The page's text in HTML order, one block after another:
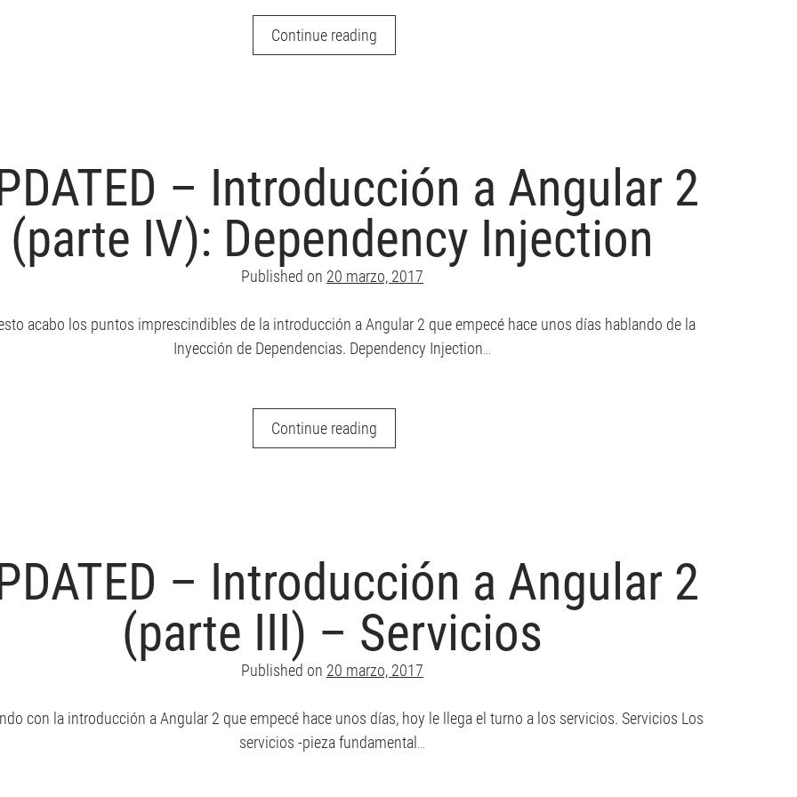
Continue reading¿Angular
2
Simplemente
Angular
– Introducción a Angular 2
(parte IV): Dependency Injection
Published on 20 marzo, 2017
acabo los puntos imprescindibles de la introducción a Angular 2 que empecé hace unos días hablando de la
Inyección de Dependencias. Dependency Injection…
Continue readingUPDATED
–
(parte
IV):
Dependency
Injection
– Introducción a Angular 2
(parte III) – Servicios
Published on 20 marzo, 2017
con la introducción a Angular 2 que empecé hace unos días, hoy le llega el turno a los servicios. Servicios Los
servicios -pieza fundamental…